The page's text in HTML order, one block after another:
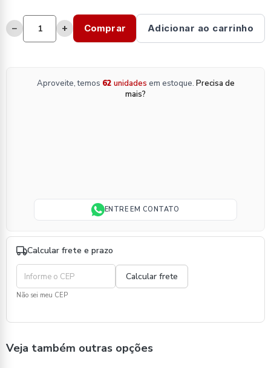
− + Comprar Adicionar ao carrinho
Aproveite, temos 62 unidades em estoque. Precisa de
mais?
ENTRE EM CONTATO
Calcular frete e prazo
Não sei meu CEP
Veja também outras opções